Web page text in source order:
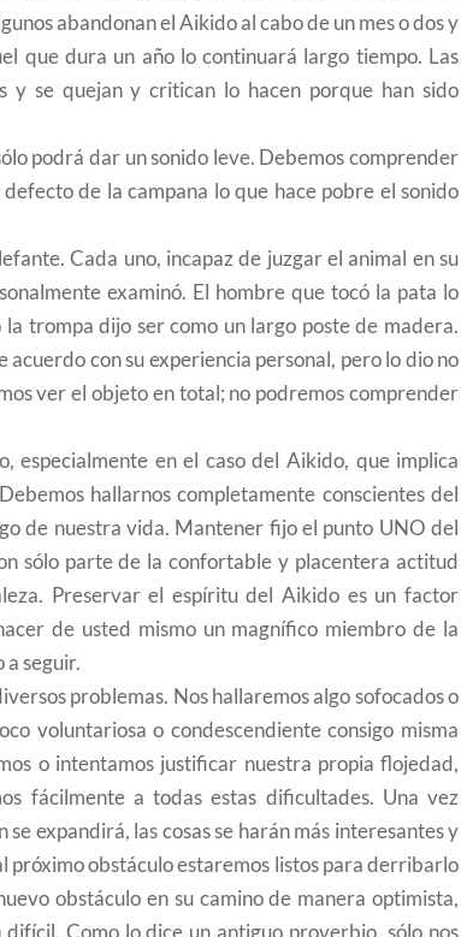
abandonan el Aikido al cabo de un mes o dos y
que dura un año lo continuará largo tiempo. Las
y se quejan y critican lo hacen porque han sido
podrá dar un sonido leve. Debemos comprender
de la campana lo que hace pobre el sonido
Cada uno, incapaz de juzgar el animal en su
examinó. El hombre que tocó la pata lo
trompa dijo ser como un largo poste de madera.
con su experiencia personal, pero lo dio no
ver el objeto en total; no podremos comprender
especialmente en el caso del Aikido, que implica
hallarnos completamente conscientes del
de nuestra vida. Mantener fijo el punto UNO del
sólo parte de la confortable y placentera actitud
Preservar el espíritu del Aikido es un factor
de usted mismo un magnífico miembro de la
seguir.
problemas. Nos hallaremos algo sofocados o
voluntariosa o condescendiente consigo misma
o intentamos justificar nuestra propia flojedad,
fácilmente a todas estas dificultades. Una vez
expandirá, las cosas se harán más interesantes y
próximo obstáculo estaremos listos para derribarlo
obstáculo en su camino de manera optimista,
Como lo dice un antiguo proverbio, sólo nos